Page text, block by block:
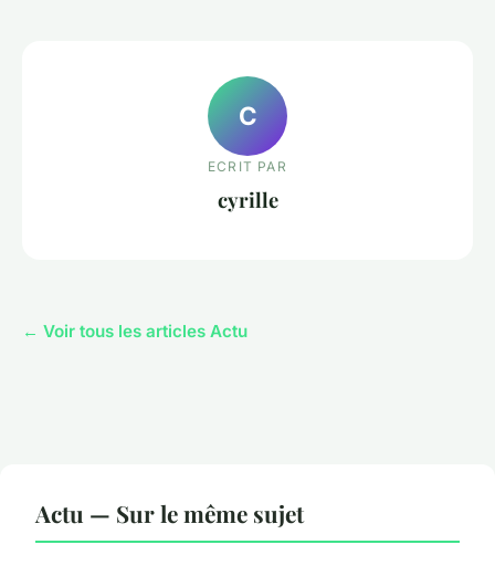
C
ECRIT PAR
cyrille
← Voir tous les articles Actu
Actu — Sur le même sujet